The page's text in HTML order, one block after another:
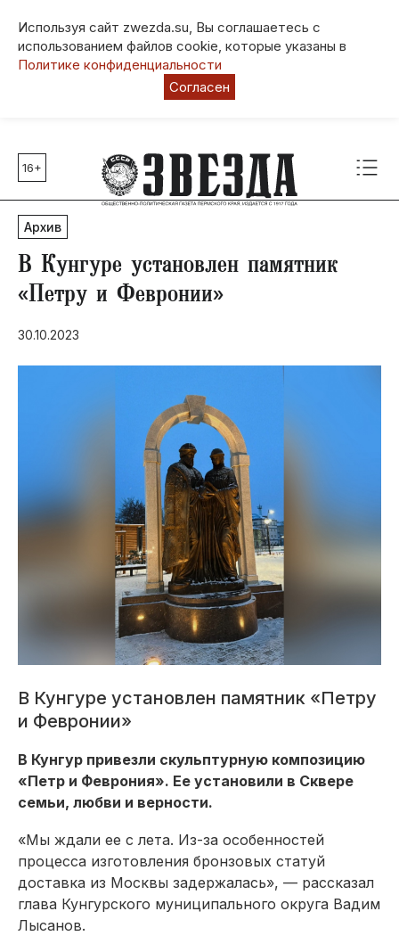
Используя сайт zwezda.su, Вы соглашаетесь с
использованием файлов cookie, которые указаны в
Политике конфиденциальности
Согласен
Главные темы
80 лет Победы
Молодежная столица РФ
СВО
Выборы в Пермском крае
Социальная поддержка
Инфраструктура
Благоустройство
16+
Архив
В Кунгуре установлен памятник
«Петру и Февронии»
30.10.2023
В Кунгуре установлен памятник «Петру
и Февронии»
В Кунгур привезли скульптурную композицию
«Петр и Феврония». Ее установили в Сквере
семьи, любви и верности.
«Мы ждали ее с лета. Из-за особенностей
процесса изготовления бронзовых статуй
доставка из Москвы задержалась», — рассказал
глава Кунгурского муниципального округа Вадим
Лысанов.